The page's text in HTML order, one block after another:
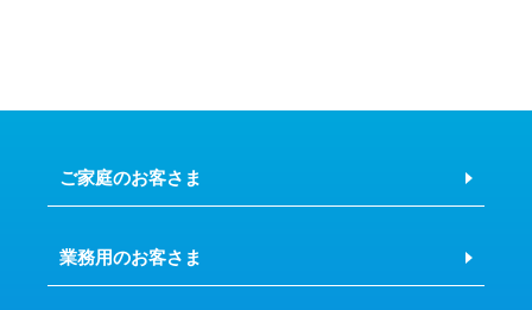
ご家庭のお客さま
業務用のお客さま